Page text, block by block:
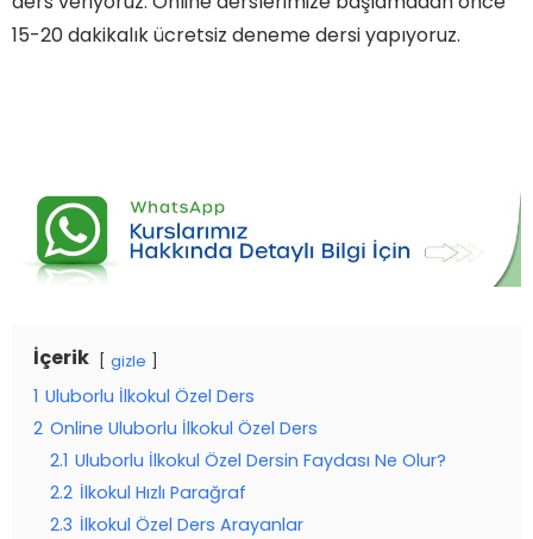
15-20 dakikalık ücretsiz deneme dersi yapıyoruz.
İçerik gizle
1 Uluborlu İlkokul Özel Ders
2 Online Uluborlu İlkokul Özel Ders
2.1 Uluborlu İlkokul Özel Dersin Faydası Ne Olur?
2.2 İlkokul Hızlı Parağraf
2.3 İlkokul Özel Ders Arayanlar